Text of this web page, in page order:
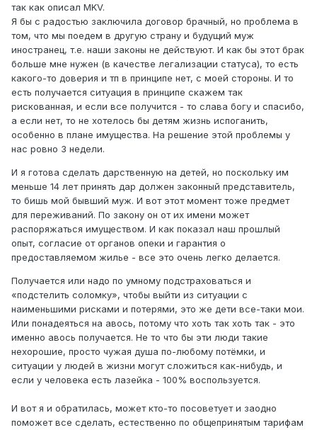
так как описал MKV.
Я бы с радостью заключила договор брачный, но проблема в
том, что мы поедем в другую страну и будущий муж
иностранец, т.е. наши законы не действуют. И как бы этот брак
больше мне нужен (в качестве легализации статуса), то есть
какого-то доверия и тп в принципе нет, с моей стороны. И то
есть получается ситуация в принципе скажем так
рискованная, и если все получится - то слава богу и спасибо,
а если нет, то не хотелось бы детям жизнь испоганить,
особенно в плане имущества. На решение этой проблемы у
нас ровно 3 недели.
И я готова сделать дарственную на детей, но поскольку им
меньше 14 лет принять дар должен законный представитель,
то бишь мой бывший муж. И вот этот момент тоже предмет
для переживаний. По закону он от их имени может
распоряжаться имуществом. И как показал наш прошлый
опыт, согласие от органов опеки и гарантия о
предоставляемом жилье - все это очень легко делается.
Получается или надо по умному подстраховаться и
«подстелить соломку», чтобы выйти из ситуации с
наименьшими рисками и потерями, это же дети все-таки мои.
Или понадеяться на авось, потому что хоть так хоть так - это
именно авось получается. Не то что бы эти люди такие
нехорошие, просто чужая душа по-любому потёмки, и
ситуации у людей в жизни могут сложиться как-нибудь, и
если у человека есть лазейка - 100% воспользуется.
И вот я и обратилась, может кто-то посоветует и заодно
поможет все сделать, естественно по общепринятым тарифам